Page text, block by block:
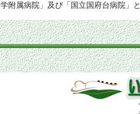
学附属病院」及び「国立国府台病院」